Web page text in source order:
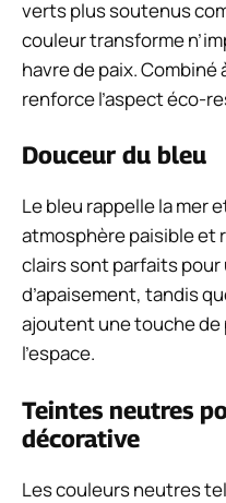
verts plus soutenus
couleur transforme
havre de paix.
renforce l’aspect éco-
Douceur du bleu
Le bleu rappelle la mer
atmosphère paisible et
clairs sont parfaits
d’apaisement, tandis
ajoutent une touche de
l’espace.
Teintes neutres
décorative
Les couleurs neutres